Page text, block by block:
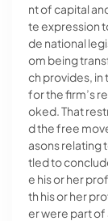
nt of capital
te expression
de national
om being
ch provides,
for the firm’s
oked. That
d the free
asons relating
tled to
e his or her
th his or her
er were part